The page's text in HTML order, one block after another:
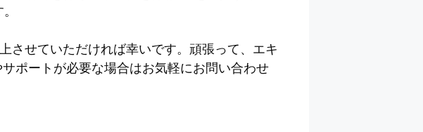
させていただければ幸いです。頑張って、エキ
ポートが必要な場合はお気軽にお問い合わせ